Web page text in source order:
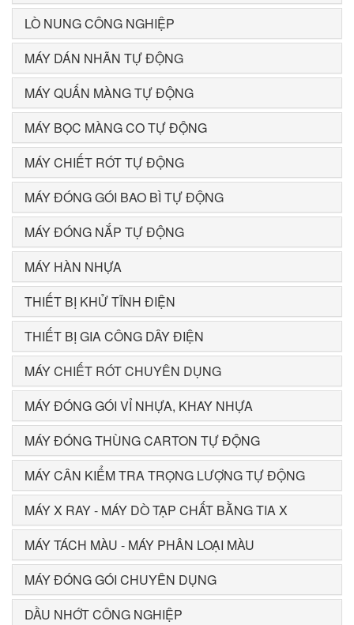
LÒ NUNG CÔNG NGHIỆP
MÁY DÁN NHÃN TỰ ĐỘNG
MÁY QUẤN MÀNG TỰ ĐỘNG
MÁY BỌC MÀNG CO TỰ ĐỘNG
MÁY CHIẾT RÓT TỰ ĐỘNG
MÁY ĐÓNG GÓI BAO BÌ TỰ ĐỘNG
MÁY ĐÓNG NẮP TỰ ĐỘNG
MÁY HÀN NHỰA
THIẾT BỊ KHỬ TĨNH ĐIỆN
THIẾT BỊ GIA CÔNG DÂY ĐIỆN
MÁY CHIẾT RÓT CHUYÊN DỤNG
MÁY ĐÓNG GÓI VỈ NHỰA, KHAY NHỰA
MÁY ĐÓNG THÙNG CARTON TỰ ĐỘNG
MÁY CÂN KIỂM TRA TRỌNG LƯỢNG TỰ ĐỘNG
MÁY X RAY - MÁY DÒ TẠP CHẤT BẰNG TIA X
MÁY TÁCH MÀU - MÁY PHÂN LOẠI MÀU
MÁY ĐÓNG GÓI CHUYÊN DỤNG
DẦU NHỚT CÔNG NGHIỆP